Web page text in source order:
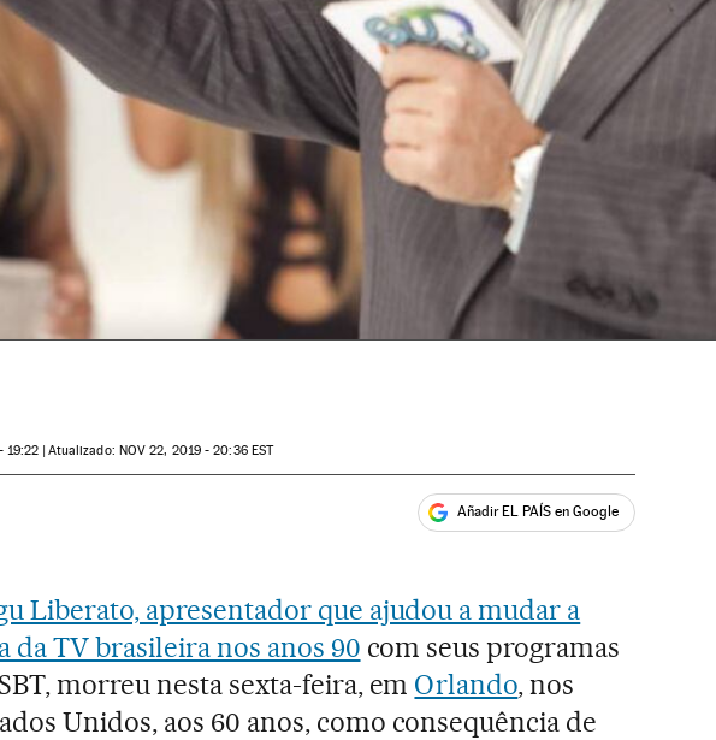
19:22 atualizado: NOV 22, 2019 - 20:36EST
en TwitterRedes Sociales Añadir EL PAÍS en Google
Liberato, apresentador que ajudou a mudar a
da TV brasileira nos anos 90 com seus programas
morreu nesta sexta-feira, em Orlando, nos
Unidos, aos 60 anos, como consequência de